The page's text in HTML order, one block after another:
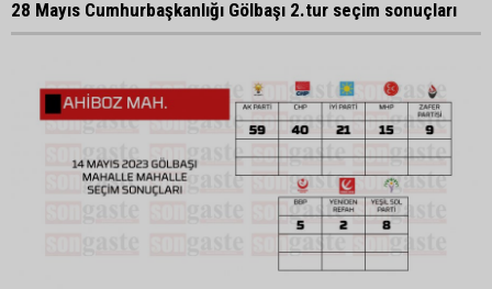
28 Mayıs Cumhurbaşkanlığı Gölbaşı 2.tur seçim sonuçları